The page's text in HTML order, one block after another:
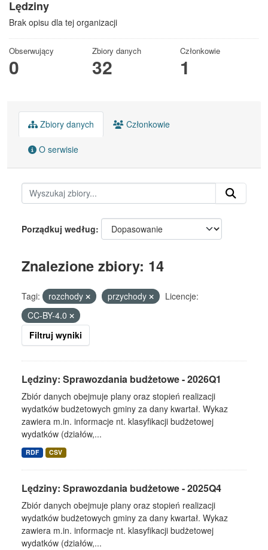
Lędziny
Brak opisu dla tej organizacji
Obserwujący
0
Zbiory danych
32
Członkowie
1
Zbiory danych Członkowie
O serwisie
Porządkuj według
Znalezione zbiory: 14
Tagi: rozchody przychody
Licencje:
CC-BY-4.0
Filtruj wyniki
Lędziny: Sprawozdania budżetowe - 2026Q1
Zbiór danych obejmuje plany oraz stopień realizacji
wydatków budżetowych gminy za dany kwartał. Wykaz
zawiera m.in. informacje nt. klasyfikacji budżetowej
wydatków (działów,...
RDF CSV
Lędziny: Sprawozdania budżetowe - 2025Q4
Zbiór danych obejmuje plany oraz stopień realizacji
wydatków budżetowych gminy za dany kwartał. Wykaz
zawiera m.in. informacje nt. klasyfikacji budżetowej
wydatków (działów,...